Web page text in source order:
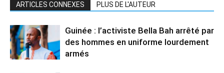
ARTICLES CONNEXES PLUS DE L'AUTEUR
Guinée : l’activiste Bella Bah arrêté par
des hommes en uniforme lourdement
armés